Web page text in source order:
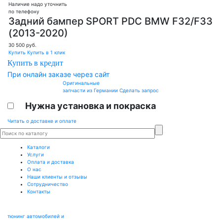
Наличие надо уточнить
по телефону
Задний бампер SPORT PDC BMW F32/F33
(2013-2020)
30 500 руб.
Купить Купить в 1 клик
Купить в кредит
При онлайн заказе через сайт
Оригинальные
запчасти из Германии Сделать запрос
Нужна установка и покраска
Читать о доставке и оплате
Каталоги
Услуги
Оплата и доставка
О нас
Наши клиенты и отзывы
Сотрудничество
Контакты
тюнинг автомобилей и